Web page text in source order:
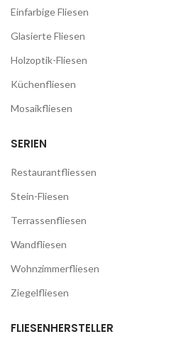
Einfarbige Fliesen
Glasierte Fliesen
Holzoptik-Fliesen
Küchenfliesen
Mosaikfliesen
SERIEN
Restaurantfliessen
Stein-Fliesen
Terrassenfliesen
Wandfliesen
Wohnzimmerfliesen
Ziegelfliesen
FLIESENHERSTELLER